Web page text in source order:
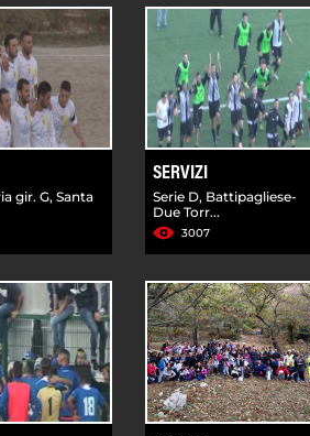
gir. G, Santa
SERVIZI
Serie D, Battipagliese-
Due Torr...
3007